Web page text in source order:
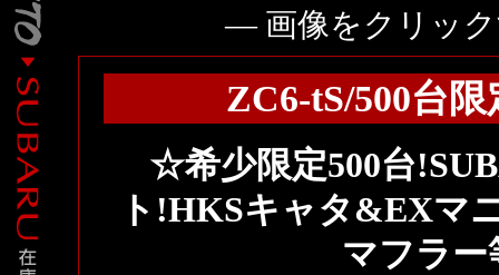
― 画像をクリッ
ZC6-tS/500台
☆希少限定500台
ト!HKSキャタ&EXマ
マフラー